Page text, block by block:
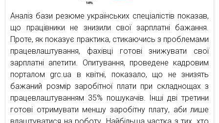
Аналіз бази резюме українських спеціалістів показав,
що працівники не знизили свої зарплатні бажання.
Проте, як показує практика, стикаючись з проблемами
працевлаштування, фахівці готові знижувати свої
зарплатні апетити. Опитування, проведене кадровим
порталом grc.ua в квітні, показало, що не знизять
бажаний розмір заробітної плати при складнощах з
працевлаштуванням 35% пошукачів. Інші дві третини
готові отримувати меншу заробітну плату, аби лише